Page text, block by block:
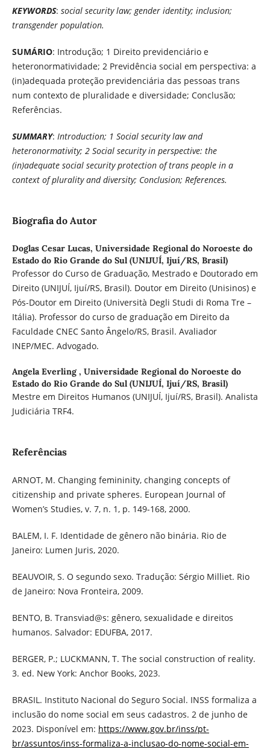
KEYWORDS: social security law; gender identity; inclusion;
transgender population.
SUMÁRIO: Introdução; 1 Direito previdenciário e
heteronormatividade; 2 Previdência social em perspectiva: a
(in)adequada proteção previdenciária das pessoas trans
num contexto de pluralidade e diversidade; Conclusão;
Referências.
SUMMARY: Introduction; 1 Social security law and
heteronormativity; 2 Social security in perspective: the
(in)adequate social security protection of trans people in a
context of plurality and diversity; Conclusion; References.
Biografia do Autor
Doglas Cesar Lucas, Universidade Regional do Noroeste do
Estado do Rio Grande do Sul (UNIJUÍ, Ijuí/RS, Brasil)
Professor do Curso de Graduação, Mestrado e Doutorado em
Direito (UNIJUÍ, Ijuí/RS, Brasil). Doutor em Direito (Unisinos) e
Pós-Doutor em Direito (Università Degli Studi di Roma Tre –
Itália). Professor do curso de graduação em Direito da
Faculdade CNEC Santo Ângelo/RS, Brasil. Avaliador
INEP/MEC. Advogado.
Angela Everling , Universidade Regional do Noroeste do
Estado do Rio Grande do Sul (UNIJUÍ, Ijuí/RS, Brasil)
Mestre em Direitos Humanos (UNIJUÍ, Ijuí/RS, Brasil). Analista
Judiciária TRF4.
Referências
ARNOT, M. Changing femininity, changing concepts of
citizenship and private spheres. European Journal of
Women’s Studies, v. 7, n. 1, p. 149-168, 2000.
BALEM, I. F. Identidade de gênero não binária. Rio de
Janeiro: Lumen Juris, 2020.
BEAUVOIR, S. O segundo sexo. Tradução: Sérgio Milliet. Rio
de Janeiro: Nova Fronteira, 2009.
BENTO, B. Transviad@s: gênero, sexualidade e direitos
humanos. Salvador: EDUFBA, 2017.
BERGER, P.; LUCKMANN, T. The social construction of reality.
3. ed. New York: Anchor Books, 2023.
BRASIL. Instituto Nacional do Seguro Social. INSS formaliza a
inclusão do nome social em seus cadastros. 2 de junho de
2023. Disponível em: https://www.gov.br/inss/pt-
br/assuntos/inss-formaliza-a-inclusao-do-nome-social-em-